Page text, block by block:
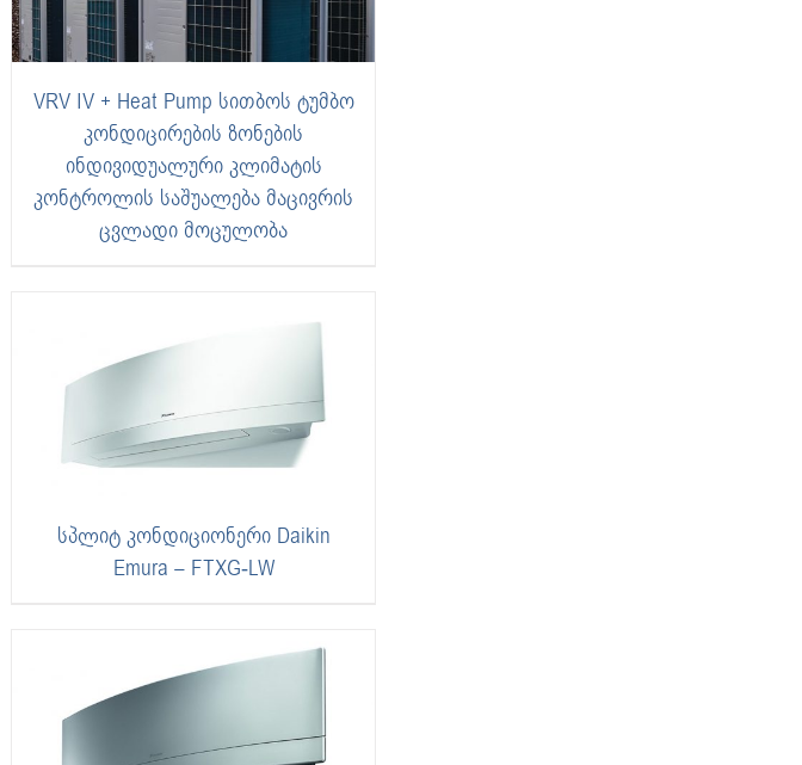
VRV IV + Heat Pump სითბოს ტუმბო
კონდიცირების ზონების
ინდივიდუალური კლიმატის
კონტროლის საშუალება მაცივრის
ცვლადი მოცულობა
სპლიტ კონდიციონერი Daikin
Emura – FTXG-LW